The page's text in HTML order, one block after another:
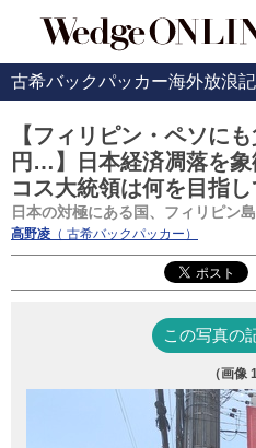
古希バックパッカー海外放浪記
【フィリピン・ペソに
円…】日本経済凋落を
コス大統領は何を目指
日本の対極にある国、フィリピン
高野凌 （ 古希バックパッカー）
この写真の
（画像